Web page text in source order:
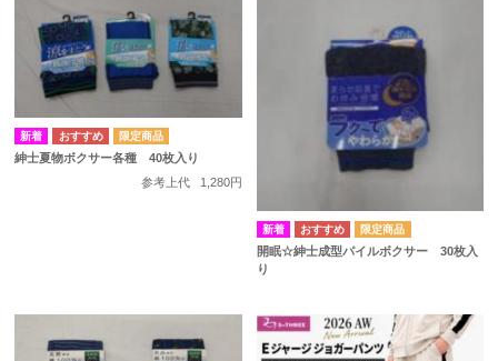
紳士夏物ボクサー各種 40枚入り
参考上代
1,280円
開眠☆紳士成型パイルボクサー 30枚入
り